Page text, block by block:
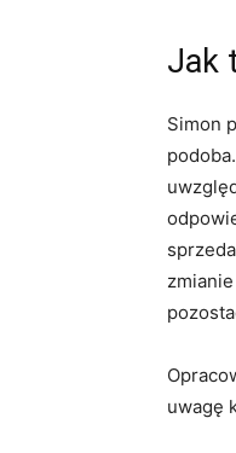
Jak
Simon
uwagę